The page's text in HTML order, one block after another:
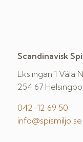
Scandinavisk
Ekslingan 1 Väla
254 67
042-12 69 50
info@spismiljo.se